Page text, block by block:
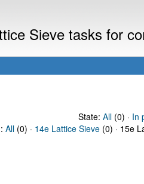
Sieve tasks for
State: All(0) · In
All (0) · 14e Lattice Sieve (0) · 15e